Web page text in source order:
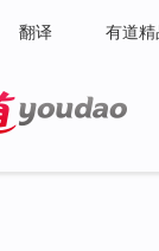
翻译 有道精